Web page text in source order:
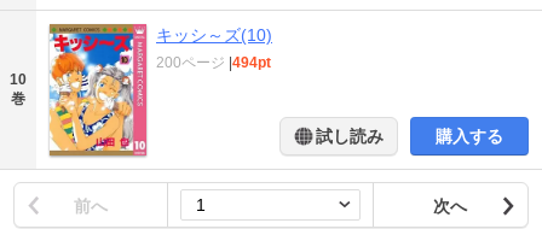
10
巻
キッシ～ズ(10)
200ページ 494pt
試し読み 購入する
前へ 次へ